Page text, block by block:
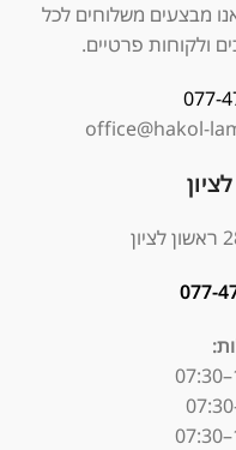
מרכזיים, אנו מבצעים משלוחים לכל
ולקוחות פרטיים.
077-
077-